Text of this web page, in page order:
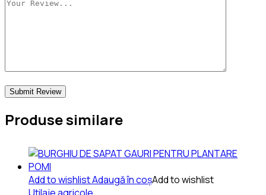
Produse similare
Add to wishlistAdaugă în coșAdd to wishlist